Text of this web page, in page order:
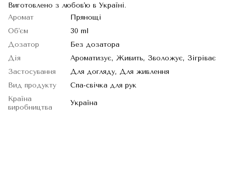
Виготовлено з любов'ю в Україні.
Аромат
Прянощі
Об'єм
30 ml
Дозатор
Без дозатора
Дія
Ароматизує, Живить, Зволожує, Зігріває
Застосування
Для догляду, Для живлення
Вид продукту
Спа-свічка для рук
Країна
виробництва
Україна